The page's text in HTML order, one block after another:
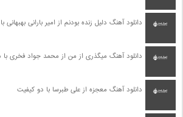
دانلود آهنگ دلیل زنده بودنم از امیر بارانی بهبهانی
دانلود آهنگ میگذری از من از محمد جواد فخری
دانلود آهنگ معجزه از علی طبرسا با دو کیفیت